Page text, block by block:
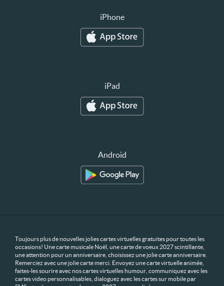
iPhone
iPad
Android
Toujours plus de nouvelles jolies cartes virtuelles gratuites pour toutes les
occasions! Une carte musicale Noël, une carte de voeux 2027 scintillante,
une attention pour un anniversaire, choisissez une jolie carte anniversaire.
Remerciez avec une jolie carte merci. Envoyez une carte virtuelle animée,
faites-les sourire avec nos cartes virtuelles humour, communiquez avec les
cartes video personnalisables, dialoguez avec les cartes sur mobile par